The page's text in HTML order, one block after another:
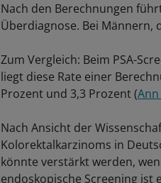
Nach den Berechnungen
Überdiagnose. Bei Männern,
Zum Vergleich: Beim PSA-
liegt diese Rate einer
Prozent und 3,3 Prozent (
Nach Ansicht der
Kolorektalkarzinoms in
könnte verstärkt werden,
endoskopische Screening